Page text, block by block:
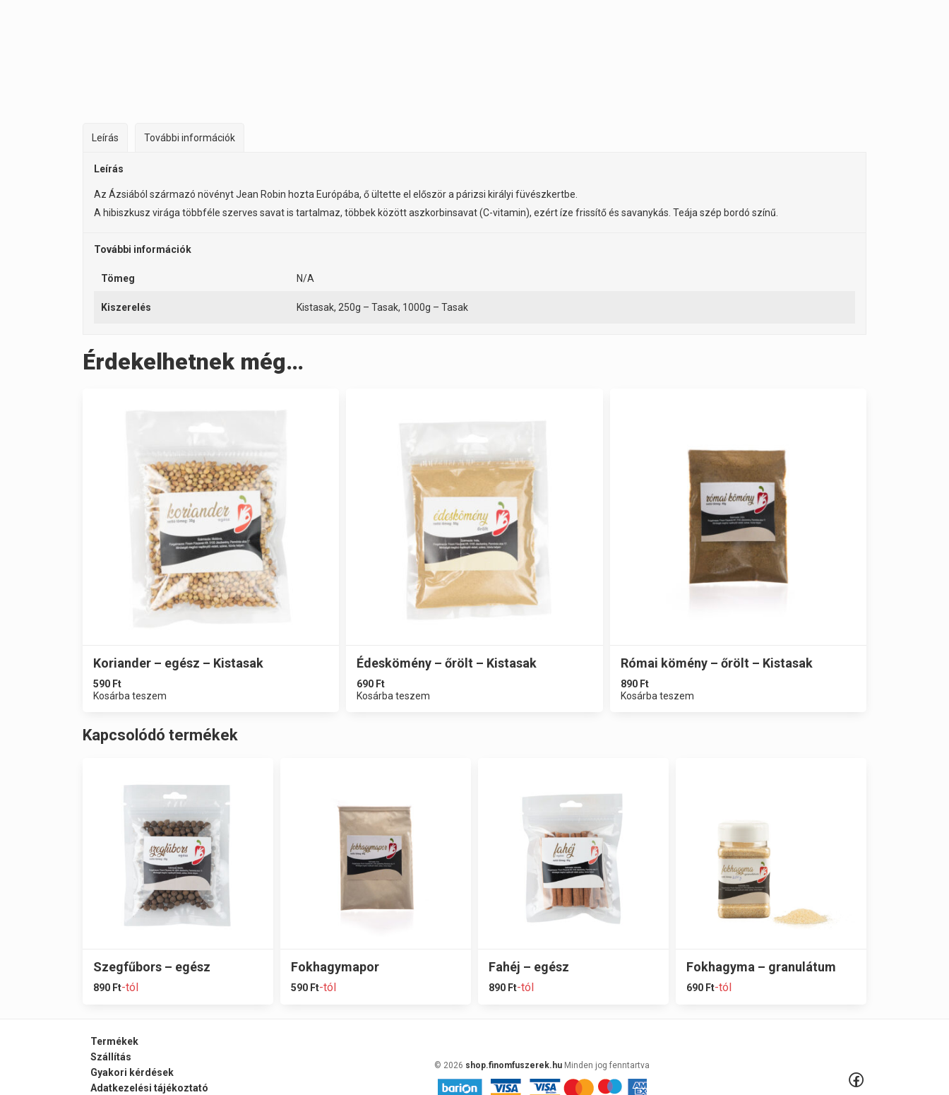
Leírás További információk
Leírás
Az Ázsiából származó növényt Jean Robin hozta Európába, ő ültette el először a párizsi királyi füvészkertbe.
A hibiszkusz virága többféle szerves savat is tartalmaz, többek között aszkorbinsavat (C-vitamin), ezért íze frissítő és savanykás. Teája szép bordó színű.
További információk
Tömeg N/A
Kiszerelés Kistasak, 250g – Tasak, 1000g – Tasak
Érdekelhetnek még…
Koriander – egész – Kistasak
590 Ft
Kosárba teszem
Édeskömény – őrölt – Kistasak
690 Ft
Kosárba teszem
Római kömény – őrölt – Kistasak
890 Ft
Kosárba teszem
Kapcsolódó termékek
Szegfűbors – egész
890 Ft-tól
Fokhagymapor
590 Ft-tól
Fahéj – egész
890 Ft-tól
Fokhagyma – granulátum
690 Ft-tól
Termékek
Szállítás
Gyakori kérdések
Adatkezelési tájékoztató
© 2026 shop.finomfuszerek.hu Minden jog fenntartva